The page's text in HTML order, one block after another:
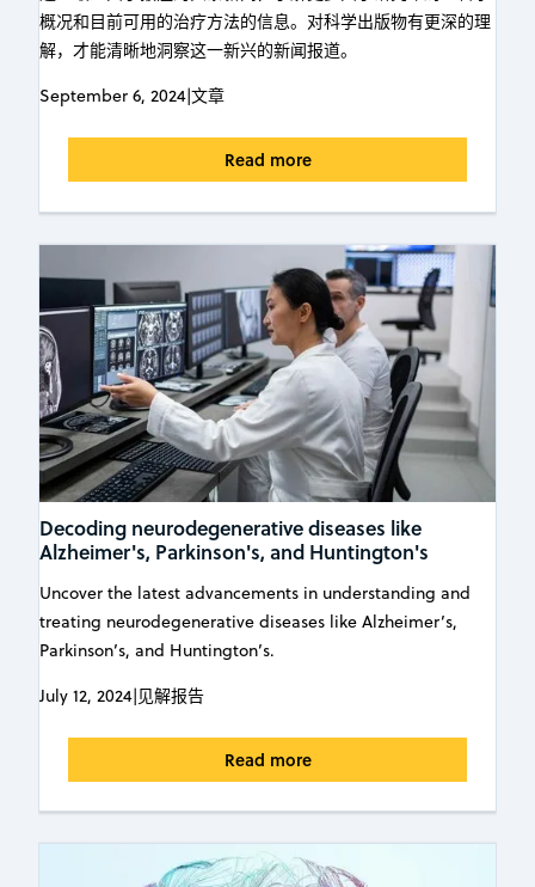
概况和目前可用的治疗方法的信息。对科学出版物有更深的理
解，才能清晰地洞察这一新兴的新闻报道。
September 6, 2024|文章
Read more
Decoding neurodegenerative diseases like
Alzheimer's, Parkinson's, and Huntington's
Uncover the latest advancements in understanding and
treating neurodegenerative diseases like Alzheimer’s,
Parkinson’s, and Huntington’s.
July 12, 2024|见解报告
Read more